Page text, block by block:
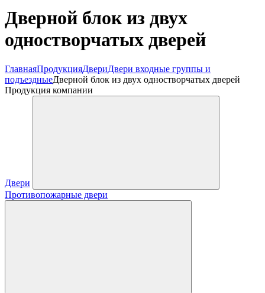
Дверной блок из двух
одностворчатых дверей
ГлавнаяПродукцияДвериДвери входные группы и
подъездныеДверной блок из двух одностворчатых дверей
Продукция компании
Двери
Противопожарные двери